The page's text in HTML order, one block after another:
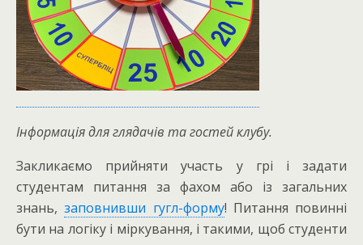
Інформація для глядачів та гостей клубу.
Закликаємо прийняти участь у грі і задати
студентам питання за фахом або із загальних
знань,заповнивши гугл-форму! Питання повинні
бути на логіку і міркування, і такими, щоб студенти